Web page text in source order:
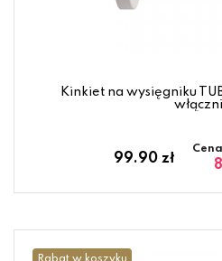
Kinkiet na wysięgniku
99.90 zł